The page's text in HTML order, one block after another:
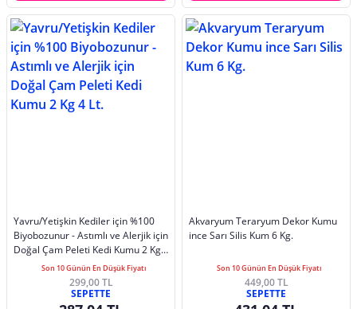
Yavru/Yetişkin Kediler için %100
Biyobozunur - Astımlı ve Alerjik için
Doğal Çam Peleti Kedi Kumu 2 Kg
Son 10 Günün En Düşük Fiyatı
299,00 TL
SEPETTE
Akvaryum Teraryum Dekor Kumu
ince Sarı Silis Kum 6 Kg.
Son 10 Günün En Düşük Fiyatı
449,00 TL
SEPETTE